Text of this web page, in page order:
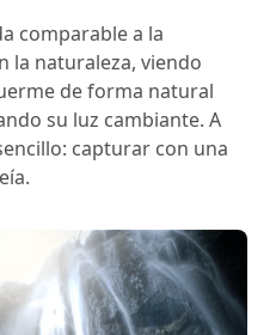
comparable a la
la naturaleza, viendo
de forma natural
su luz cambiante. A
capturar con una